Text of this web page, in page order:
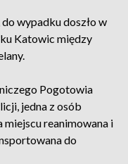
wypadku doszło w
Katowic między
Pogotowia
jedna z osób
miejscu reanimowana i
do